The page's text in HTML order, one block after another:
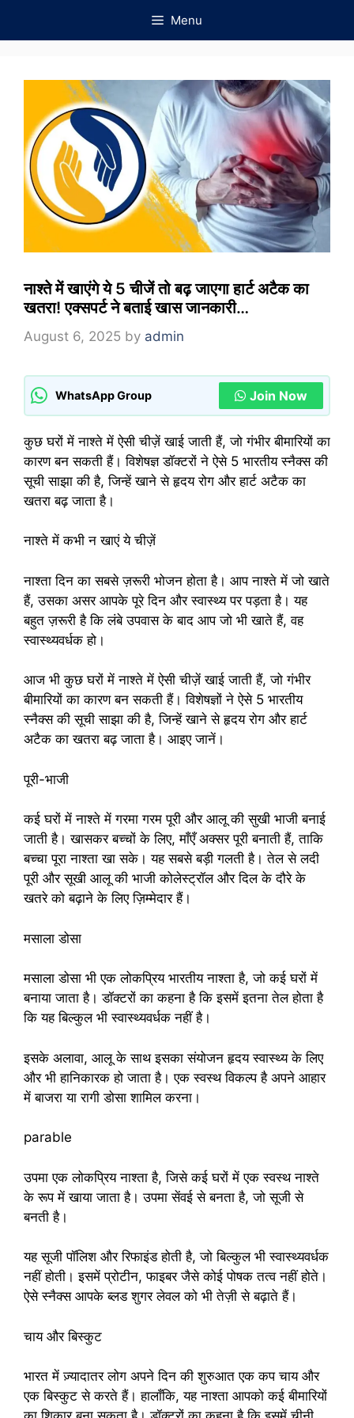
Menu
नाश्ते में खाएंगे ये 5 चीजें तो बढ़ जाएगा हार्ट अटैक का
खतरा! एक्सपर्ट ने बताई खास जानकारी…
August 6, 2025 by admin
WhatsApp Group Join Now
कुछ घरों में नाश्ते में ऐसी चीज़ें खाई जाती हैं, जो गंभीर बीमारियों का
कारण बन सकती हैं। विशेषज्ञ डॉक्टरों ने ऐसे 5 भारतीय स्नैक्स की
सूची साझा की है, जिन्हें खाने से हृदय रोग और हार्ट अटैक का
खतरा बढ़ जाता है।
नाश्ते में कभी न खाएं ये चीज़ें
नाश्ता दिन का सबसे ज़रूरी भोजन होता है। आप नाश्ते में जो खाते
हैं, उसका असर आपके पूरे दिन और स्वास्थ्य पर पड़ता है। यह
बहुत ज़रूरी है कि लंबे उपवास के बाद आप जो भी खाते हैं, वह
स्वास्थ्यवर्धक हो।
आज भी कुछ घरों में नाश्ते में ऐसी चीज़ें खाई जाती हैं, जो गंभीर
बीमारियों का कारण बन सकती हैं। विशेषज्ञों ने ऐसे 5 भारतीय
स्नैक्स की सूची साझा की है, जिन्हें खाने से हृदय रोग और हार्ट
अटैक का खतरा बढ़ जाता है। आइए जानें।
पूरी-भाजी
कई घरों में नाश्ते में गरमा गरम पूरी और आलू की सुखी भाजी बनाई
जाती है। खासकर बच्चों के लिए, माँएँ अक्सर पूरी बनाती हैं, ताकि
बच्चा पूरा नाश्ता खा सके। यह सबसे बड़ी गलती है। तेल से लदी
पूरी और सूखी आलू की भाजी कोलेस्ट्रॉल और दिल के दौरे के
खतरे को बढ़ाने के लिए ज़िम्मेदार हैं।
मसाला डोसा
मसाला डोसा भी एक लोकप्रिय भारतीय नाश्ता है, जो कई घरों में
बनाया जाता है। डॉक्टरों का कहना है कि इसमें इतना तेल होता है
कि यह बिल्कुल भी स्वास्थ्यवर्धक नहीं है।
इसके अलावा, आलू के साथ इसका संयोजन हृदय स्वास्थ्य के लिए
और भी हानिकारक हो जाता है। एक स्वस्थ विकल्प है अपने आहार
में बाजरा या रागी डोसा शामिल करना।
parable
उपमा एक लोकप्रिय नाश्ता है, जिसे कई घरों में एक स्वस्थ नाश्ते
के रूप में खाया जाता है। उपमा सेंवई से बनता है, जो सूजी से
बनती है।
यह सूजी पॉलिश और रिफाइंड होती है, जो बिल्कुल भी स्वास्थ्यवर्धक
नहीं होती। इसमें प्रोटीन, फाइबर जैसे कोई पोषक तत्व नहीं होते।
ऐसे स्नैक्स आपके ब्लड शुगर लेवल को भी तेज़ी से बढ़ाते हैं।
चाय और बिस्कुट
भारत में ज़्यादातर लोग अपने दिन की शुरुआत एक कप चाय और
एक बिस्कुट से करते हैं। हालाँकि, यह नाश्ता आपको कई बीमारियों